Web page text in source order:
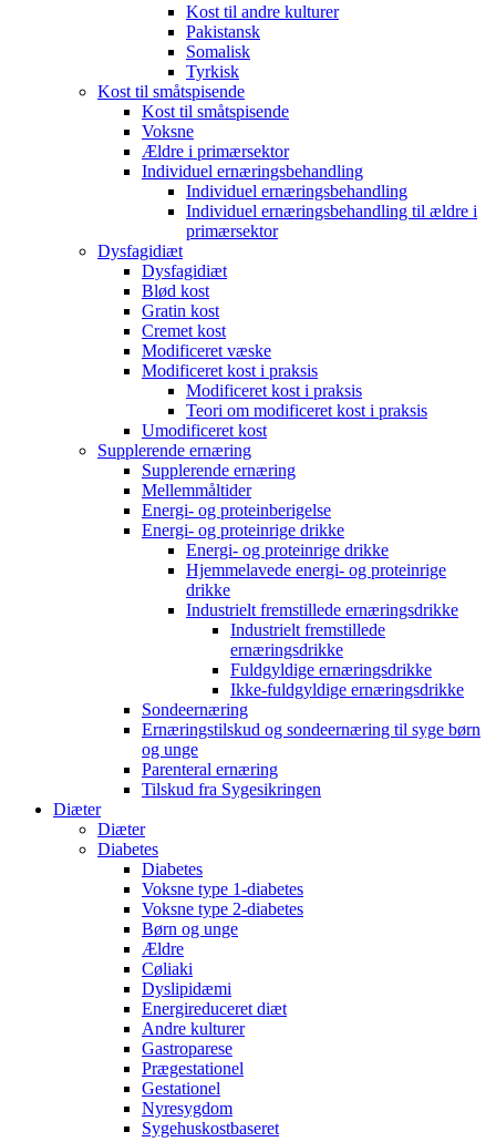
Kost til andre kulturer
Pakistansk
Somalisk
Tyrkisk
Kost til småtspisende
Kost til småtspisende
Voksne
Ældre i primærsektor
Individuel ernæringsbehandling
Individuel ernæringsbehandling
Individuel ernæringsbehandling til ældre i
primærsektor
Dysfagidiæt
Dysfagidiæt
Blød kost
Gratin kost
Cremet kost
Modificeret væske
Modificeret kost i praksis
Modificeret kost i praksis
Teori om modificeret kost i praksis
Umodificeret kost
Supplerende ernæring
Supplerende ernæring
Mellemmåltider
Energi- og proteinberigelse
Energi- og proteinrige drikke
Energi- og proteinrige drikke
Hjemmelavede energi- og proteinrige
drikke
Industrielt fremstillede ernæringsdrikke
Industrielt fremstillede
ernæringsdrikke
Fuldgyldige ernæringsdrikke
Ikke-fuldgyldige ernæringsdrikke
Sondeernæring
Ernæringstilskud og sondeernæring til syge børn
og unge
Parenteral ernæring
Tilskud fra Sygesikringen
Diæter
Diæter
Diabetes
Diabetes
Voksne type 1-diabetes
Voksne type 2-diabetes
Børn og unge
Ældre
Cøliaki
Dyslipidæmi
Energireduceret diæt
Andre kulturer
Gastroparese
Prægestationel
Gestationel
Nyresygdom
Sygehuskostbaseret